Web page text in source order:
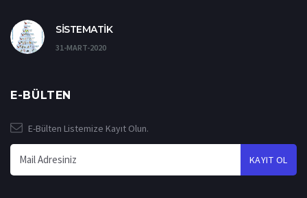
SİSTEMATİK
31-MART-2020
E-BÜLTEN
E-Bülten Listemize Kayıt Olun.